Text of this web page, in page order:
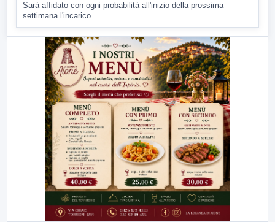
Sarà affidato con ogni probabilità all'inizio della prossima
settimana l'incarico...